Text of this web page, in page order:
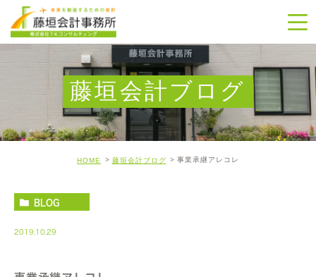
藤垣会計ブログ
HOME 藤垣会計ブログ 事業承継アレコレ
BLOG
2019.10.29